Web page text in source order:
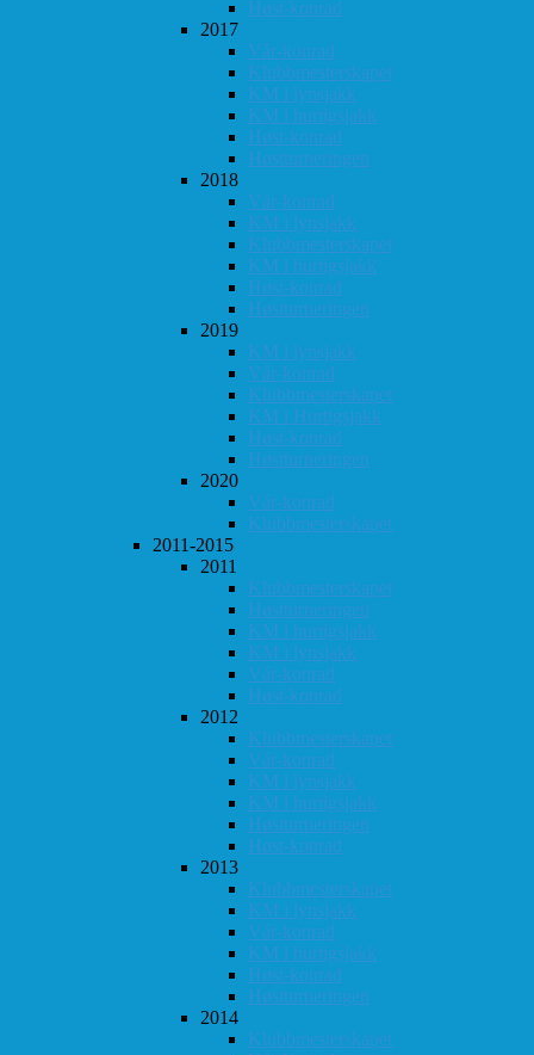
Høst-konrad
2017
Vår-konrad
Klubbmesterskapet
KM i lynsjakk
KM i hurtigsjakk
Høst-konrad
Høstturneringen
2018
Vår-konrad
KM i lynsjakk
Klubbmesterskapet
KM i hurtigsjakk
Høst-konrad
Høstturneringen
2019
KM i lynsjakk
Vår-konrad
Klubbmesterskapet
KM i Hurtigsjakk
Høst-konrad
Høstturneringen
2020
Vår-konrad
Klubbmesterskapet
2011-2015
2011
Klubbmesterskapet
Høstturneringen
KM i hurtigsjakk
KM i lynsjakk
Vår-konrad
Høst-konrad
2012
Klubbmesterskapet
Vår-konrad
KM i lynsjakk
KM i hurtigsjakk
Høstturneringen
Høst-konrad
2013
Klubbmesterskapet
KM i lynsjakk
Vår-konrad
KM i hurtigsjakk
Høst-konrad
Høstturneringen
2014
Klubbmesterskapet